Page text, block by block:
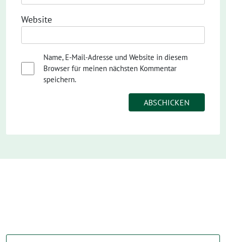
Website
Name, E-Mail-Adresse und Website in diesem
Browser für meinen nächsten Kommentar
speichern.